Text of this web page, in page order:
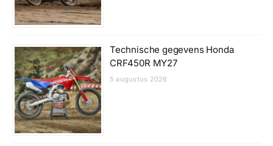
Technische gegevens Honda
CRF450R MY27
5 augustus 2026